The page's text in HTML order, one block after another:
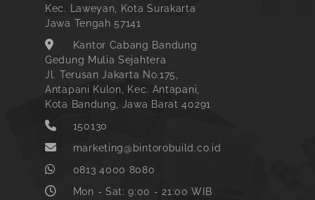
Kec. Laweyan, Kota Surakarta
Jawa Tengah 57141
Kantor Cabang Bandung
Gedung Mulia Sejahtera
Jl. Terusan Jakarta No.175,
Antapani Kulon, Kec. Antapani,
Kota Bandung, Jawa Barat 40291
150130
marketing@bintorobuild.co.id
0813 4000 8080
Mon - Sat: 9:00 - 21:00 WIB